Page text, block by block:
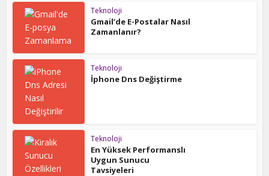
Teknoloji
Gmail’de E-Postalar Nasıl
Zamanlanır?
Teknoloji
İphone Dns Değiştirme
Teknoloji
En Yüksek Performanslı
Uygun Sunucu
Tavsiyeleri